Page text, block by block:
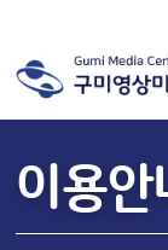
이용안